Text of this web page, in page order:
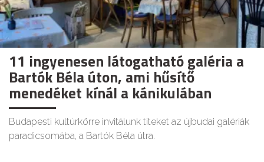
11 ingyenesen látogatható galéria a
Bartók Béla úton, ami hűsítő
menedéket kínál a kánikulában
Budapesti kultúrkörre invitálunk titeket az újbudai galériák
paradicsomába, a Bartók Béla útra.